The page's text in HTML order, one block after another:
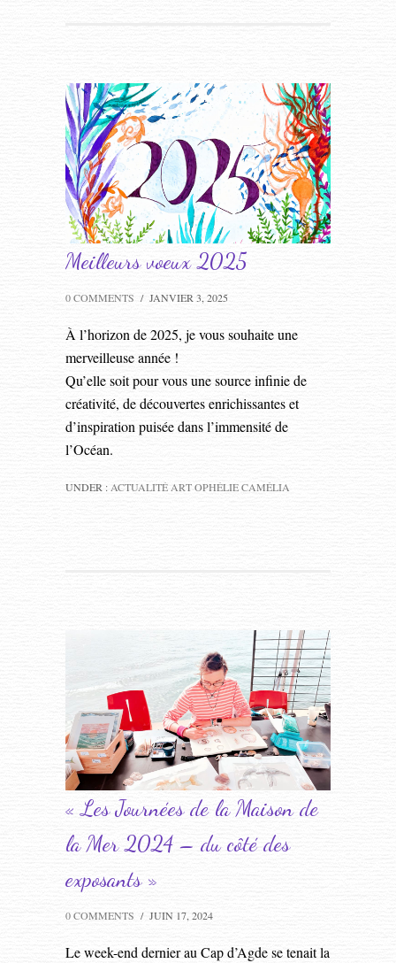
Meilleurs voeux 2025
0 COMMENTS / JANVIER 3, 2025
À l’horizon de 2025, je vous souhaite une
merveilleuse année !
Qu’elle soit pour vous une source infinie de
créativité, de découvertes enrichissantes et
d’inspiration puisée dans l’immensité de
l’Océan.
UNDER : ACTUALITÉ ART OPHÉLIE CAMÉLIA
« Les Journées de la Maison de
la Mer 2024 – du côté des
exposants »
0 COMMENTS / JUIN 17, 2024
Le week-end dernier au Cap d’Agde se tenait la